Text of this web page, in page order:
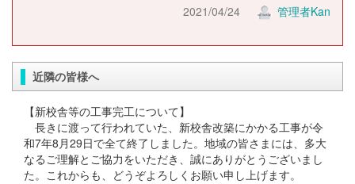
2021/04/24
管理者Kan
近隣の皆様へ
【新校舎等の工事完工について】
長きに渡って行われていた、新校舎改築にかかる工事が令
和7年8月29日で全て終了しました。地域の皆さまには、多大
なるご理解とご協力をいただき、誠にありがとうございまし
た。これからも、どうぞよろしくお願い申し上げます。